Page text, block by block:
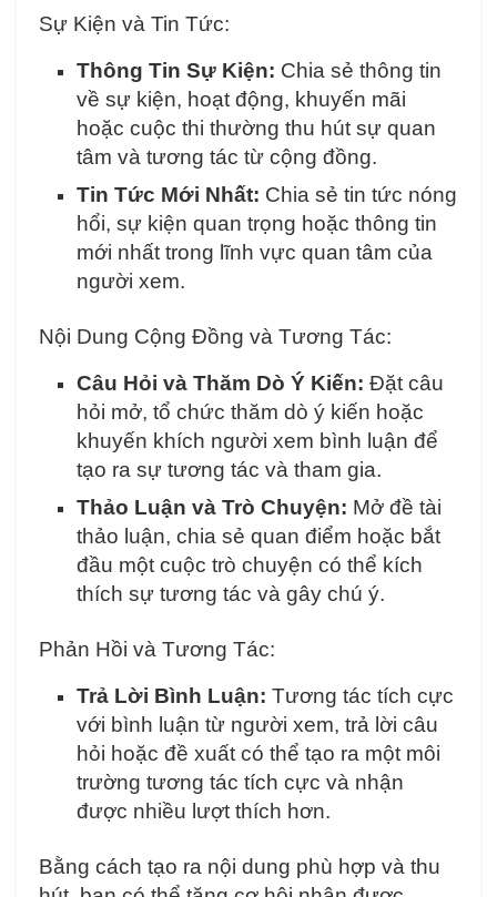
Sự Kiện và Tin Tức:
Thông Tin Sự Kiện: Chia sẻ thông tin
về sự kiện, hoạt động, khuyến mãi
hoặc cuộc thi thường thu hút sự quan
tâm và tương tác từ cộng đồng.
Tin Tức Mới Nhất: Chia sẻ tin tức nóng
hổi, sự kiện quan trọng hoặc thông tin
mới nhất trong lĩnh vực quan tâm của
người xem.
Nội Dung Cộng Đồng và Tương Tác:
Câu Hỏi và Thăm Dò Ý Kiến: Đặt câu
hỏi mở, tổ chức thăm dò ý kiến hoặc
khuyến khích người xem bình luận để
tạo ra sự tương tác và tham gia.
Thảo Luận và Trò Chuyện: Mở đề tài
thảo luận, chia sẻ quan điểm hoặc bắt
đầu một cuộc trò chuyện có thể kích
thích sự tương tác và gây chú ý.
Phản Hồi và Tương Tác:
Trả Lời Bình Luận: Tương tác tích cực
với bình luận từ người xem, trả lời câu
hỏi hoặc đề xuất có thể tạo ra một môi
trường tương tác tích cực và nhận
được nhiều lượt thích hơn.
Bằng cách tạo ra nội dung phù hợp và thu